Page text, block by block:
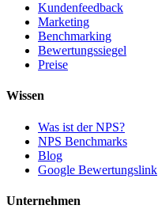
Kundenfeedback
Marketing
Benchmarking
Bewertungssiegel
Preise
Wissen
Was ist der NPS?
NPS Benchmarks
Blog
Google Bewertungslink
Unternehmen